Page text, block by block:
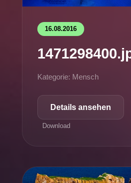
16.08.2016
Kategorie: Mensch
Details ansehen
Download